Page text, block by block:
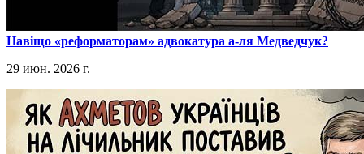
​Навіщо «реформаторам» адвокатура а-ля Медведчук?
29 июн. 2026 г.